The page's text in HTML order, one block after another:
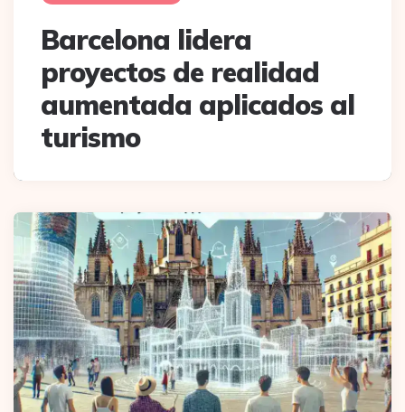
Barcelona lidera
proyectos de realidad
aumentada aplicados al
turismo